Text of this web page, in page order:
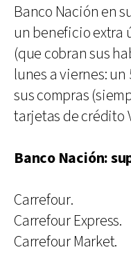
Banco Nación en
un beneficio extra
(que cobran sus
lunes a viernes:
sus compras
tarjetas de crédito
Banco Nación:
Carrefour.
Carrefour Express.
Carrefour Market.